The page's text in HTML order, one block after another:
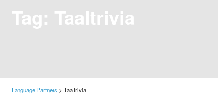
Tag: Taaltrivia
Language Partners > Taaltrivia